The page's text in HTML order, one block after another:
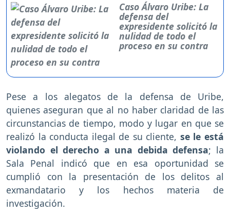
Caso Álvaro Uribe: La
defensa del
expresidente solicitó la
nulidad de todo el
proceso en su contra
Pese a los alegatos de la defensa de Uribe,
quienes aseguran que al no haber claridad de las
circunstancias de tiempo, modo y lugar en que se
realizó la conducta ilegal de su cliente, se le está
violando el derecho a una debida defensa; la
Sala Penal indicó que en esa oportunidad se
cumplió con la presentación de los delitos al
exmandatario y los hechos materia de
investigación.